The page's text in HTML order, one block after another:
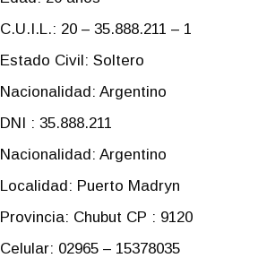
C.U.I.L.: 20 – 35.888.211 – 1
Estado Civil: Soltero
Nacionalidad: Argentino
DNI : 35.888.211
Nacionalidad: Argentino
Localidad: Puerto Madryn
Provincia: Chubut CP : 9120
Celular: 02965 – 15378035